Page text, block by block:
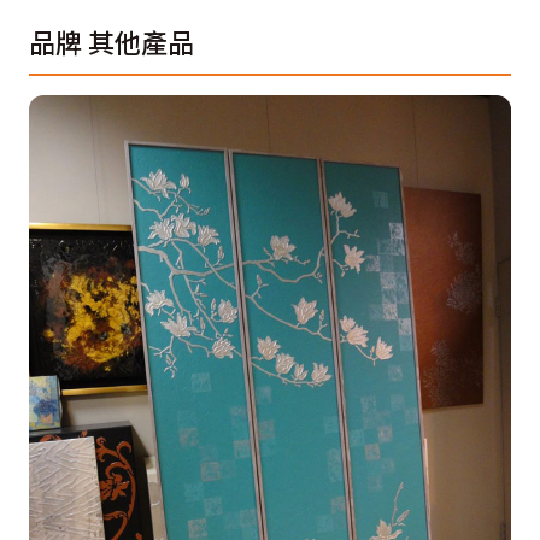
品牌其他產品